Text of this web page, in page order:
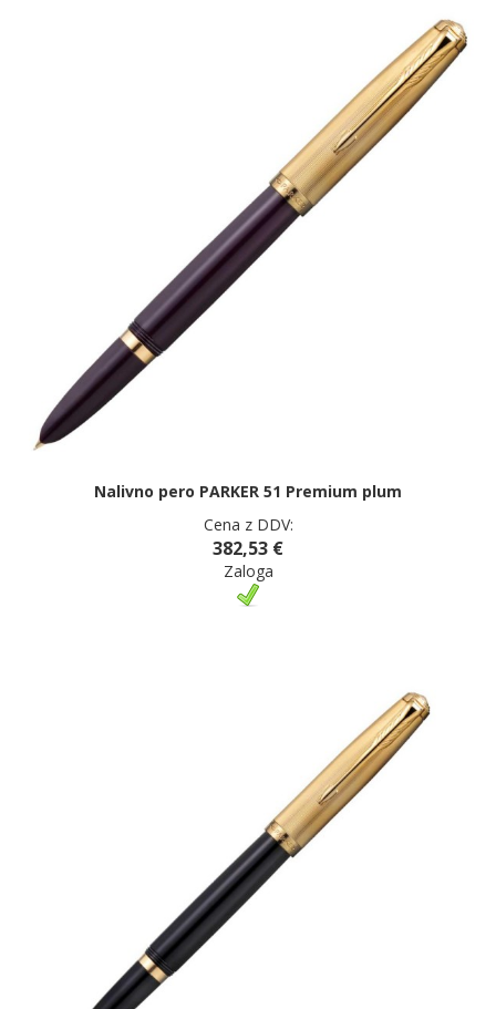
Nalivno pero PARKER 51 Premium plum
Cena z DDV:
382,53 €
Zaloga